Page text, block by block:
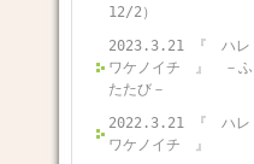
12/2）
2023.3.21 『 ハレ
ワケノイチ 』 －ふ
たたび－
2022.3.21 『 ハレ
ワケノイチ 』